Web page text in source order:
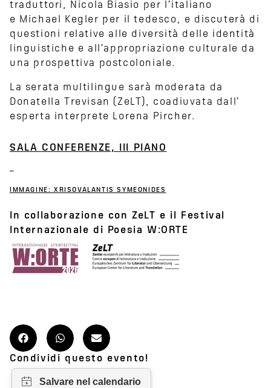
traduttori, Nicola Biasio per l’italiano
e Michael Kegler per il tedesco, e discuterà di
questioni relative alle diversità delle identità
linguistiche e all’appropriazione culturale da
una prospettiva postcoloniale.
La serata multilingue sarà moderata da
Donatella Trevisan (ZeLT), coadiuvata dall’
esperta interprete Lorena Pircher.
SALA CONFERENZE, III PIANO
IMMAGINE: XRISOVALANTIS SYMEONIDES
In collaborazione con ZeLT e il Festival
Internazionale di Poesia W:ORTE
Condividi questo evento!